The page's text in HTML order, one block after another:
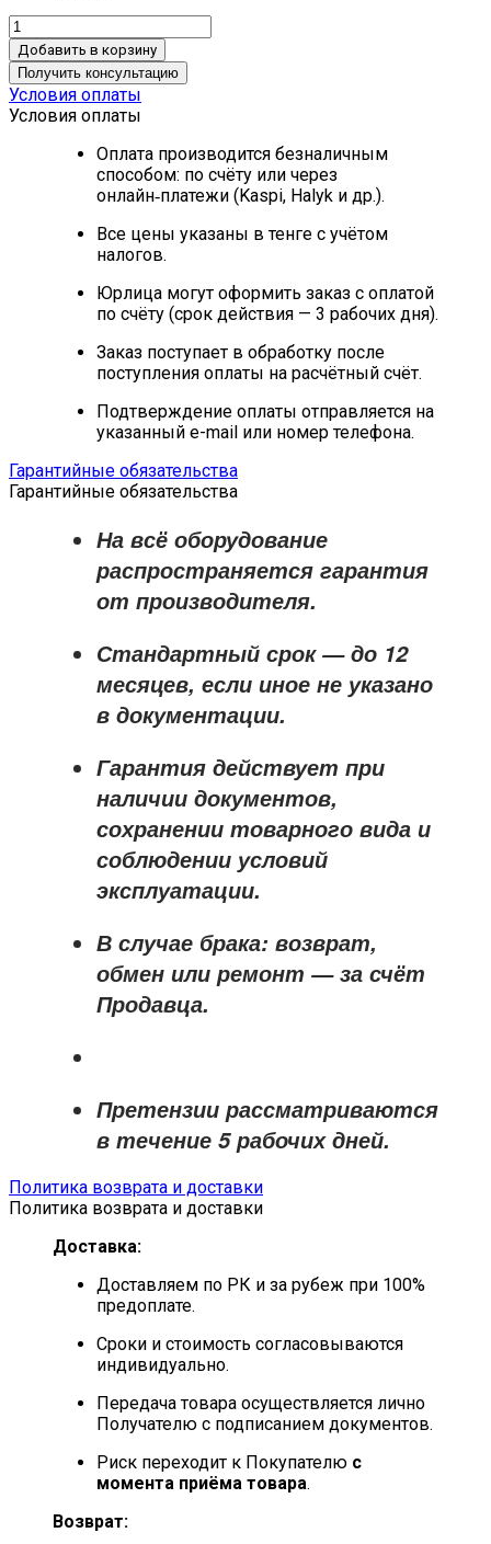
Добавить в корзину
Получить консультацию
Условия оплаты
Условия оплаты
Оплата производится безналичным
способом: по счёту или через
онлайн‑платежи (Kaspi, Halyk и др.).
Все цены указаны в тенге с учётом
налогов.
Юрлица могут оформить заказ с оплатой
по счёту (срок действия — 3 рабочих дня).
Заказ поступает в обработку после
поступления оплаты на расчётный счёт.
Подтверждение оплаты отправляется на
указанный e-mail или номер телефона.
Гарантийные обязательства
Гарантийные обязательства
На всё оборудование
распространяется гарантия
от производителя.
Стандартный срок — до 12
месяцев, если иное не указано
в документации.
Гарантия действует при
наличии документов,
сохранении товарного вида и
соблюдении условий
эксплуатации.
В случае брака: возврат,
обмен или ремонт —за счёт
Продавца.
Претензии рассматриваются
в течение 5 рабочих дней.
Политика возврата и доставки
Политика возврата и доставки
Доставка:
Доставляем по РК и за рубеж при 100%
предоплате.
Сроки и стоимость согласовываются
индивидуально.
Передача товара осуществляется лично
Получателю с подписанием документов.
Риск переходит к Покупателю с
момента приёма товара.
Возврат: